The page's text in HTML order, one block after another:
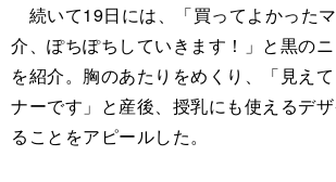
続いて19日には、「買ってよかった
介、ぽちぽちしていきます！」と黒の
を紹介。胸のあたりをめくり、「見え
ナーです」と産後、授乳にも使えるデ
ることをアピールした。